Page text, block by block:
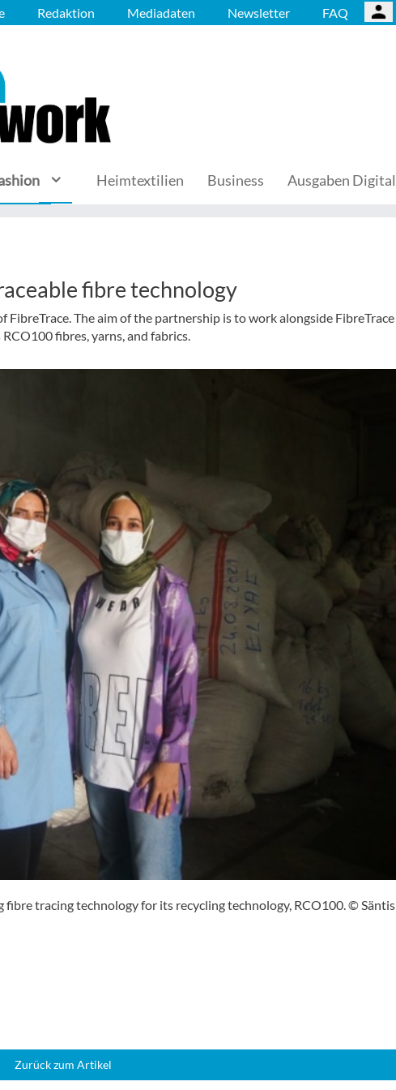
Redaktion Mediadaten Newsletter FAQ
Heimtextilien Business Ausgaben Digital
fibre technology
The aim of the partnership is to work alongside FibreTrace
fibres, yarns, and fabrics.
fibre tracing technology for its recycling technology, RCO100. © Säntis
Zurück zum Artikel